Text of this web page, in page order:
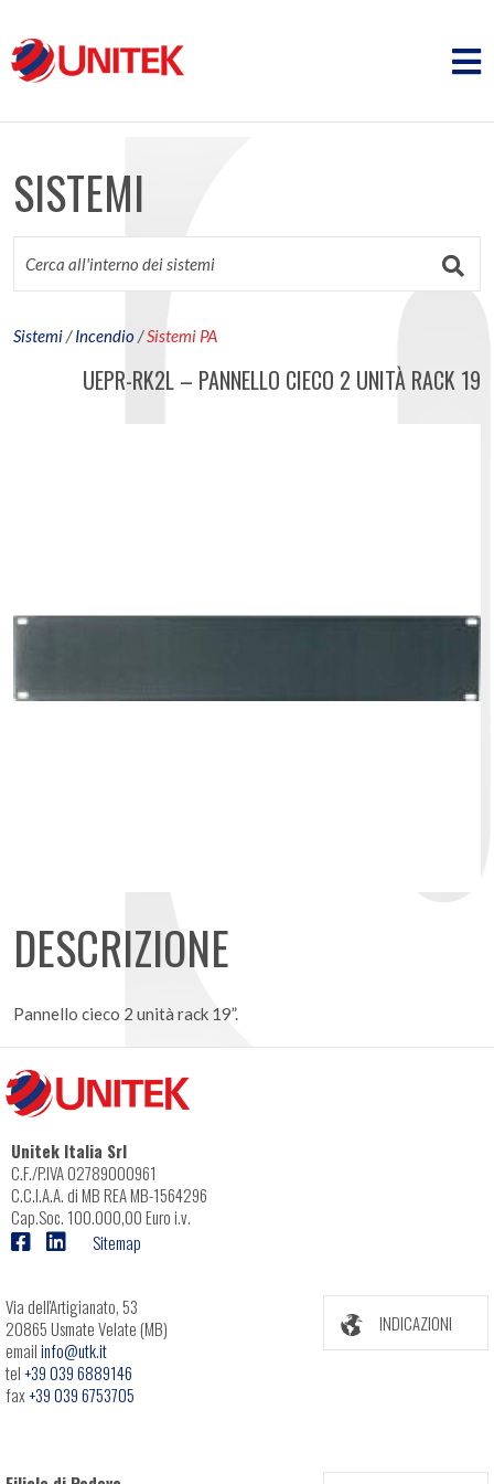
SISTEMI
Sistemi/Incendio /Sistemi PA
UEPR-RK2L – PANNELLO CIECO 2 UNITÀ RACK 19
DESCRIZIONE
Pannello cieco 2 unità rack 19”.
Unitek Italia Srl
C.F./P.IVA 02789000961
C.C.I.A.A. di MB REA MB-1564296
Cap.Soc. 100.000,00 Euro i.v.
Sitemap
Via dell'Artigianato, 53
20865 Usmate Velate (MB)
emailinfo@utk.it
tel+39 039 6889146
fax+39 039 6753705
INDICAZIONI